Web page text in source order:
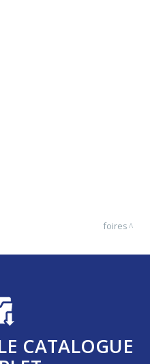
foires
CATALOGUE